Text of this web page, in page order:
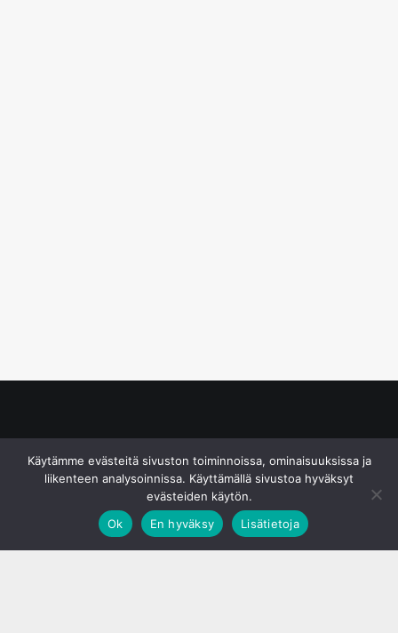
Käytämme evästeitä sivuston toiminnoissa, ominaisuuksissa ja
liikenteen analysoinnissa. Käyttämällä sivustoa hyväksyt
evästeiden käytön.
Ok
En hyväksy Lisätietoja